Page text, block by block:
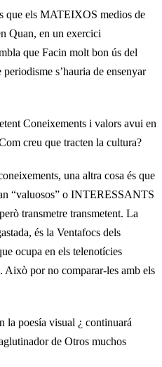
que els MATEIXOS medios de
Quan, en un exercici
que Facin molt bon ús del
s’hauria de ensenyar
Coneixements i valors avui en
creu que tracten la cultura?
una altra cosa és que
“valuosos” o INTERESSANTS
transmetre transmetent. La
és la Ventafocs dels
ocupa en els telenotícies
Això por no comparar-les amb els
la poesía visual ¿ continuará
de Otros muchos